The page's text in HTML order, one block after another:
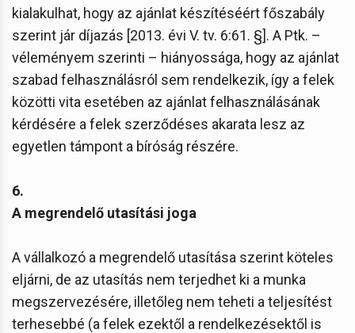
kialakulhat, hogy az ajánlat készítéséért főszabály
szerint jár díjazás [2013. évi V. tv. 6:61. §]. A Ptk. –
véleményem szerinti – hiányossága, hogy az ajánlat
szabad felhasználásról sem rendelkezik, így a felek
közötti vita esetében az ajánlat felhasználásának
kérdésére a felek szerződéses akarata lesz az
egyetlen támpont a bíróság részére.
6.
A megrendelő utasítási joga
A vállalkozó a megrendelő utasítása szerint köteles
eljárni, de az utasítás nem terjedhet ki a munka
megszervezésére, illetőleg nem teheti a teljesítést
terhesebbé (a felek ezektől a rendelkezésektől is